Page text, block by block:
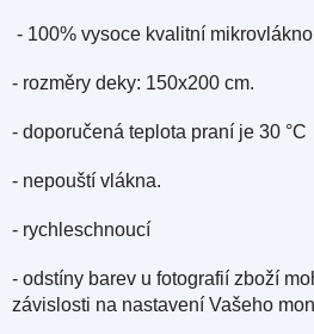
- 100% vysoce kvalitní mikrovlákno
- rozměry deky: 150x200 cm.
- doporučená teplota praní je 30 °C
- nepouští vlákna.
- rychleschnoucí
- odstíny barev u fotografií zboží
závislosti na nastavení Vašeho